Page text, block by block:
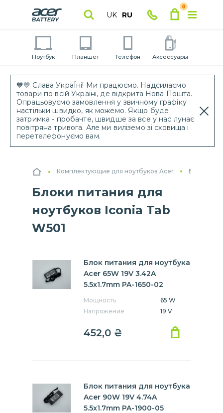
💙💛 Слава УкраЇні! Ми працюємо. Надсилаємо
товари по всій Україні, де відкрита Нова Пошта.
Опрацьовуємо замовлення у звичному графіку
настільки швидко, як можемо. Якщо буде
затримка - пробачте, швидше за все у нас лунає
повітряна тривога. Але ми виліземо зі сховища і
перетелефонуємо вам.
UK RU
0
Ноутбук Планшет Телефон Аксессуары
Комплектующие для ноутбуков Acer Блоки
Блоки питания для
ноутбуков Iconia Tab
W501
Блок питания для ноутбука
Acer 65W 19V 3.42A
5.5x1.7mm PA-1650-02
Мощность
65 W
Напряжение
19 V
452,0 ₴
Блок питания для ноутбука
Acer 90W 19V 4.74A
5.5x1.7mm PA-1900-05